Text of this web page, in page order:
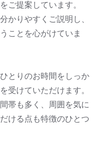
ご提案しています。
かりやすくご説明し、
ことを心がけていま
とりのお時間をしっか
受けていただけます。
帯も多く、周囲を気に
ける点も特徴のひとつ